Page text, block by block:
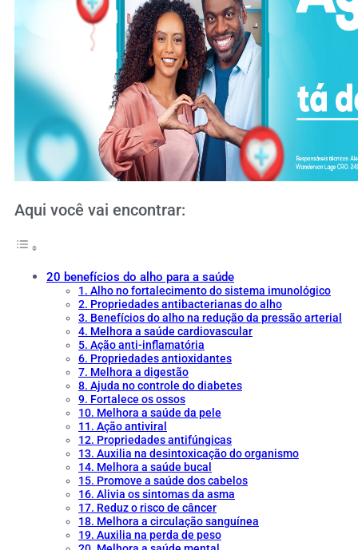
Aqui você vai encontrar:
20 benefícios do alho para a saúde
1. Alho no fortalecimento do sistema imunológico
2. Propriedades antibacterianas do alho
3. Benefícios do alho na redução da pressão arterial
4. Melhora a saúde cardiovascular
5. Ação anti-inflamatória
6. Propriedades antioxidantes
7. Melhora a digestão
8. Ajuda no controle do diabetes
9. Fortalece os ossos
10. Melhora a saúde da pele
11. Ação antiviral
12. Propriedades antifúngicas
13. Auxilia na desintoxicação do organismo
14. Melhora a saúde bucal
15. Promove a saúde dos cabelos
16. Alivia os sintomas da asma
17. Reduz o risco de câncer
18. Melhora a circulação sanguínea
19. Auxilia na perda de peso